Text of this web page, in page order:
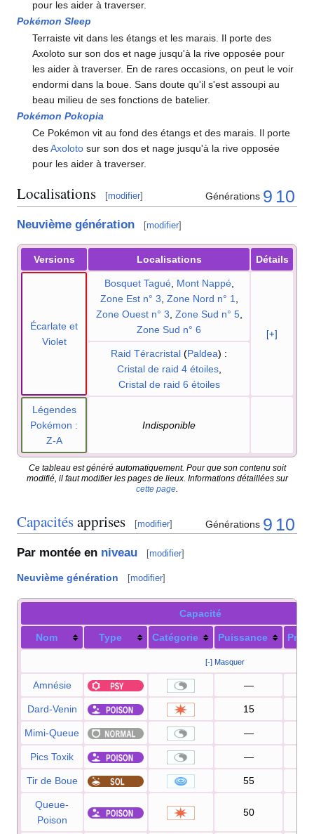
pour les aider à traverser.
Pokémon Sleep
Terraiste vit dans les étangs et les marais. Il porte des
Axoloto sur son dos et nage jusqu'à la rive opposée pour
les aider à traverser. En de rares occasions, on peut le voir
endormi dans la boue. Sans doute qu'il s'est assoupi au
beau milieu de ses fonctions de batelier.
Pokémon Pokopia
Ce Pokémon vit au fond des étangs et des marais. Il porte
desAxoloto sur son dos et nage jusqu'à la rive opposée
pour les aider à traverser.
Localisations [modifier] Générations 9 10
Neuvième génération [modifier]
Versions Localisations Détails
Écarlate et
Violet
Bosquet Tagué, Mont Nappé,
Zone Est n° 3, Zone Nord n° 1,
Zone Ouest n° 3, Zone Sud n° 5,
Zone Sud n° 6
[+]
Raid Téracristal (Paldea) :
Cristal de raid 4 étoiles,
Cristal de raid 6 étoiles
Légendes
Pokémon :
Z-A
Indisponible
Ce tableau est généré automatiquement. Pour que son contenu soit
modifié, il faut modifier les pages de lieux. Informations détaillées sur
cette page
Capacitésapprises [modifier] Générations 9 10
Par montée en niveau [modifier]
Neuvième génération [modifier]
Capacité
Nom Type Catégorie Puissance
[-] Masquer
Amnésie —
Dard-Venin 15
Mimi-Queue —
Pics Toxik —
Tir de Boue 55
Queue-
Poison
50